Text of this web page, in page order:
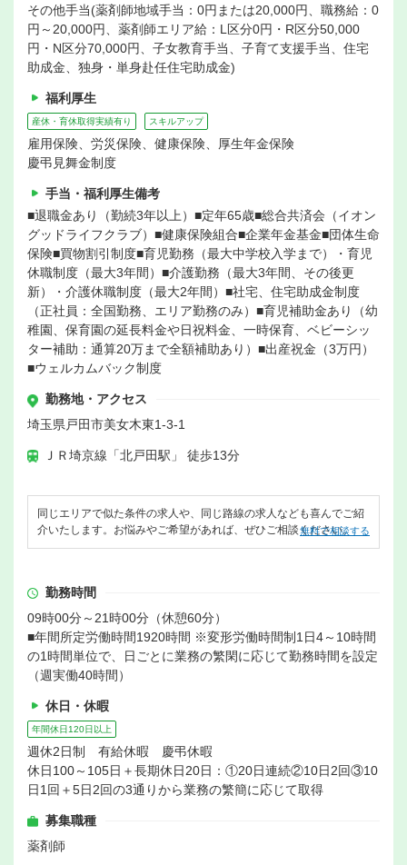
その他手当(薬剤師地域手当：0円または20,000円、職務給：0
円～20,000円、薬剤師エリア給：L区分0円・R区分50,000
円・N区分70,000円、子女教育手当、子育て支援手当、住宅
助成金、独身・単身赴任住宅助成金)
福利厚生
産休・育休取得実績有り スキルアップ
雇用保険、労災保険、健康保険、厚生年金保険
慶弔見舞金制度
手当・福利厚生備考
■退職金あり（勤続3年以上）■定年65歳■総合共済会（イオン
グッドライフクラブ）■健康保険組合■企業年金基金■団体生命
保険■買物割引制度■育児勤務（最大中学校入学まで）・育児
休職制度（最大3年間）■介護勤務（最大3年間、その後更
新）・介護休職制度（最大2年間）■社宅、住宅助成金制度
（正社員：全国勤務、エリア勤務のみ）■育児補助金あり（幼
稚園、保育園の延長料金や日祝料金、一時保育、ベビーシッ
ター補助：通算20万まで全額補助あり）■出産祝金（3万円）
■ウェルカムバック制度
勤務地・アクセス
埼玉県戸田市美女木東1-3-1
ＪＲ埼京線「北戸田駅」 徒歩13分
同じエリアで似た条件の求人や、同じ路線の求人なども喜んでご紹
介いたします。お悩みやご希望があれば、ぜひご相談ください。
無料で相談する
勤務時間
09時00分～21時00分（休憩60分）
■年間所定労働時間1920時間 ※変形労働時間制1日4～10時間
の1時間単位で、日ごとに業務の繁閑に応じて勤務時間を設定
（週実働40時間）
休日・休暇
年間休日120日以上
週休2日制 有給休暇 慶弔休暇
休日100～105日＋長期休日20日：①20日連続②10日2回③10
日1回＋5日2回の3通りから業務の繁簡に応じて取得
募集職種
薬剤師